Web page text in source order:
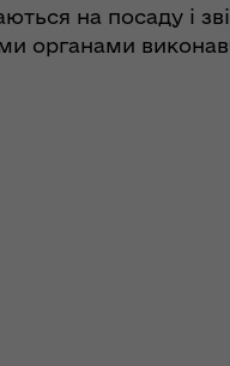
на посаду і
органами